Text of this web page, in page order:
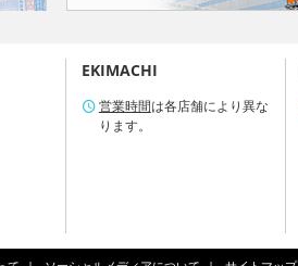
EKIMACHI
営業時間は各店舗により異な
ります。